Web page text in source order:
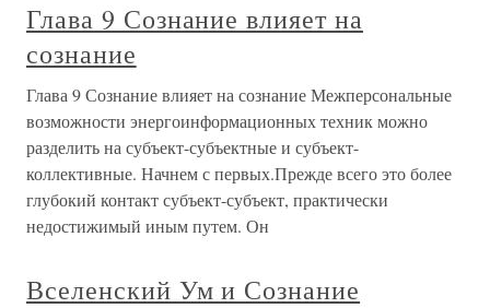
Глава 9 Сознание влияет на
сознание
Глава 9 Сознание влияет на сознание Межперсональные
возможности энергоинформационных техник можно
разделить на субъект-субъектные и субъект-
коллективные. Начнем с первых.Прежде всего это более
глубокий контакт субъект-субъект, практически
недостижимый иным путем. Он
Вселенский Ум и Сознание